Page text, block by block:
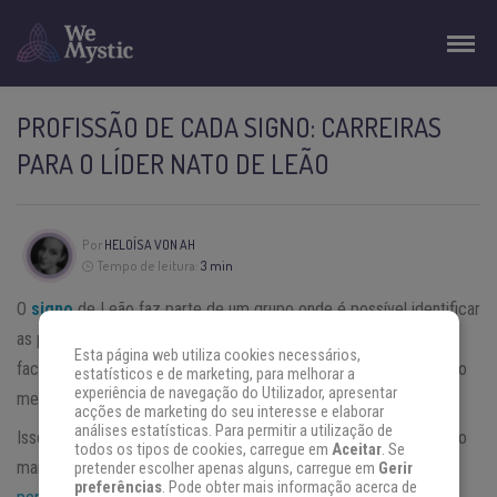
PROFISSÃO DE CADA SIGNO: CARREIRAS
PARA O LÍDER NATO DE LEÃO
Por HELOÍSA VON AH
Tempo de leitura: 3 min
O signode Leão faz parte de um grupo onde é possível identificar
as profissões que mais combinam com eles com incrível
facilidade; muitos inclusive devem ter deduzido corretamente ao
menos uma ou duas das opções aqui elencadas.
Isso acontece porque o signo de Leão tem características muito
marcantes e que dificilmente passam desapercebidas em uma
Esta página web utiliza cookies necessários,
estatísticos e de marketing, para melhorar a
experiência de navegação do Utilizador, apresentar
acções de marketing do seu interesse e elaborar
análises estatísticas. Para permitir a utilização de
todos os tipos de cookies, carregue em Aceitar. Se
pretender escolher apenas alguns, carregue em Gerir
preferências. Pode obter mais informação acerca de